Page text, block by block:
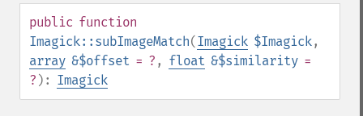
public function
Imagick::subImageMatch(Imagick $Imagick,
array &$offset = ? , float &$similarity =
? ): Imagick
getHomeURL
getImage
getImageAlphaChannel
getImageArtifact
getImageBackgroundColor
getImageBlob